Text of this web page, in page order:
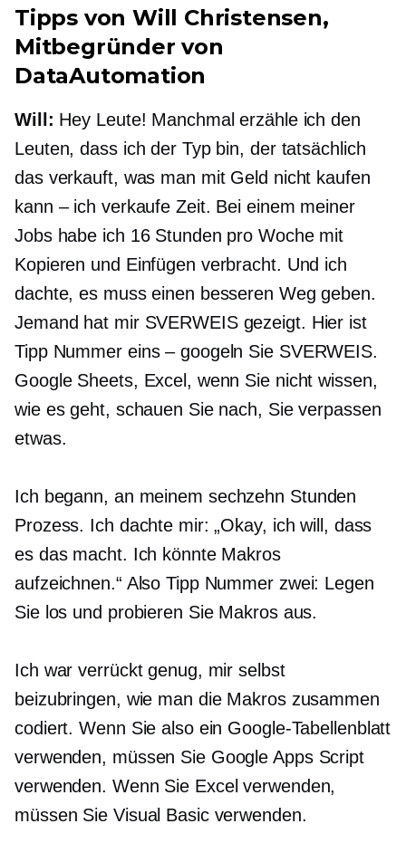
Tipps von Will Christensen,
Mitbegründer von
DataAutomation
Will: Hey Leute! Manchmal erzähle ich den
Leuten, dass ich der Typ bin, der tatsächlich
das verkauft, was man mit Geld nicht kaufen
kann – ich verkaufe Zeit. Bei einem meiner
Jobs habe ich 16 Stunden pro Woche mit
Kopieren und Einfügen verbracht. Und ich
dachte, es muss einen besseren Weg geben.
Jemand hat mir SVERWEIS gezeigt. Hier ist
Tipp Nummer eins – googeln Sie SVERWEIS.
Google Sheets, Excel, wenn Sie nicht wissen,
wie es geht, schauen Sie nach, Sie verpassen
etwas.
Ich begann, an meinem sechzehn Stunden
Prozess. Ich dachte mir: „Okay, ich will, dass
es das macht. Ich könnte Makros
aufzeichnen.“ Also Tipp Nummer zwei: Legen
Sie los und probieren Sie Makros aus.
Ich war verrückt genug, mir selbst
beizubringen, wie man die Makros zusammen
codiert. Wenn Sie also ein Google-Tabellenblatt
verwenden, müssen Sie Google Apps Script
verwenden. Wenn Sie Excel verwenden,
müssen Sie Visual Basic verwenden.